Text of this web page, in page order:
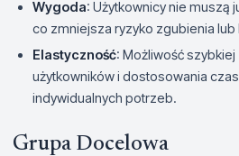
Wygoda: Użytkownicy nie muszą
co zmniejsza ryzyko zgubienia lub
Elastyczność: Możliwość
użytkowników i dostosowania
indywidualnych potrzeb.
Grupa Docelowa